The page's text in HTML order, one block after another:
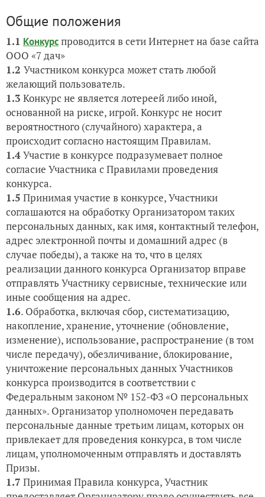
Общие положения
1.1 Конкурспроводится в сети Интернет на базе сайта
ООО «7 дач»
1.2 Участником конкурса может стать любой
желающий пользователь.
1.3 Конкурс не является лотереей либо иной,
основанной на риске, игрой. Конкурс не носит
вероятностного (случайного) характера, а
происходит согласно настоящим Правилам.
1.4Участие в конкурсе подразумевает полное
согласие Участника с Правилами проведения
конкурса.
1.5 Принимая участие в конкурсе, Участники
соглашаются на обработку Организатором таких
персональных данных, как имя, контактный телефон,
адрес электронной почты и домашний адрес (в
случае победы), а также на то, что в целях
реализации данного конкурса Организатор вправе
отправлять Участнику сервисные, технические или
иные сообщения на адрес.
1.6. Обработка, включая сбор, систематизацию,
накопление, хранение, уточнение (обновление,
изменение), использование, распространение (в том
числе передачу), обезличивание, блокирование,
уничтожение персональных данных Участников
конкурса производится в соответствии с
Федеральным законом № 152-ФЗ «О персональных
данных». Организатор уполномочен передавать
персональные данные третьим лицам, которых он
привлекает для проведения конкурса, в том числе
лицам, уполномоченным отправлять и доставлять
Призы.
1.7 Принимая Правила конкурса, Участник